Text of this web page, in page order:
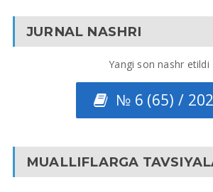
JURNAL NASHRI
Yangi son nashr etildi
№ 6 (65) /
MUALLIFLARGA